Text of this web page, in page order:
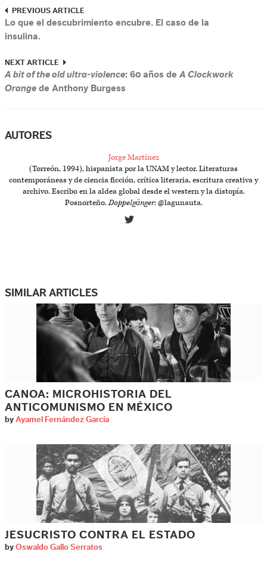
PREVIOUS ARTICLE
Lo que el descubrimiento encubre. El caso de la
insulina.
NEXT ARTICLE
A bit of the old ultra-violence: 60 años deA Clockwork
Orange de Anthony Burgess
AUTORES
Jorge Martínez
(Torreón, 1994), hispanista por la UNAM y lector. Literaturas
contemporáneas y de ciencia ficción, crítica literaria, escritura creativa y
archivo. Escribo en la aldea global desde el western y la distopía.
Posnorteño.Doppelgänger: @lagunauta.
SIMILAR ARTICLES
CANOA: MICROHISTORIA DEL
ANTICOMUNISMO EN MÉXICO
by Ayamel Fernández García
JESUCRISTO CONTRA EL ESTADO
by Oswaldo Gallo Serratos